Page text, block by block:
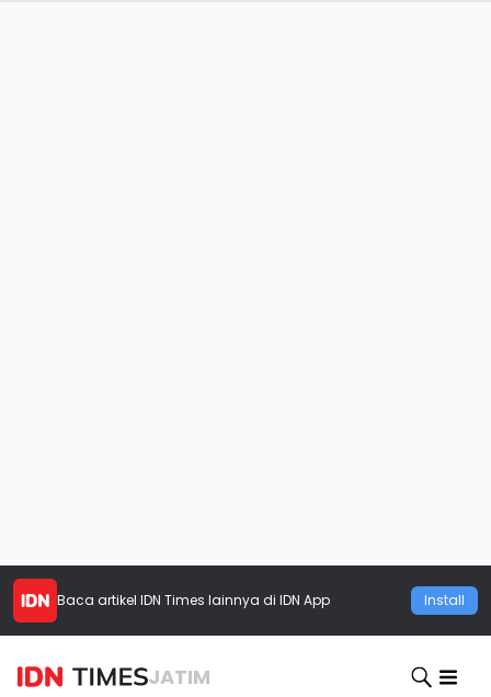
Baca artikel IDN Times lainnya di IDN App Install
JATIM